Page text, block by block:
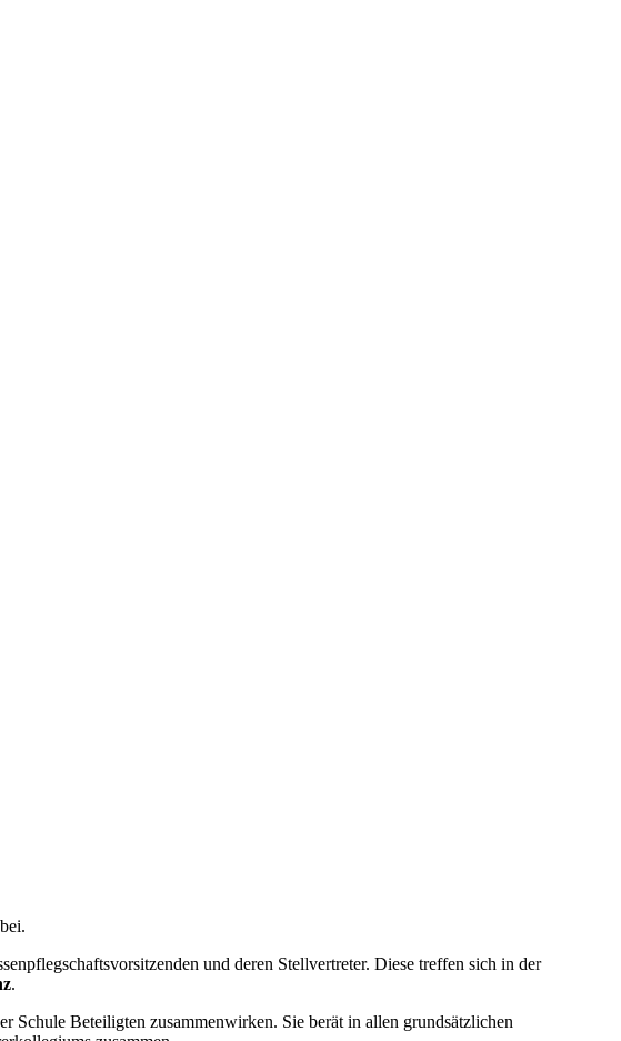
und deren Stellvertreter. Diese treffen sich in der
.
Schule Beteiligten zusammenwirken. Sie berät in allen grundsätzlichen